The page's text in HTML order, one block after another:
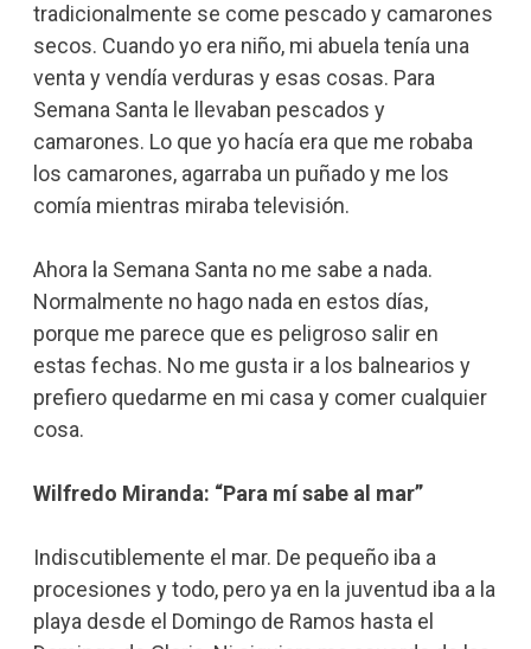
tradicionalmente se come pescado y camarones
secos. Cuando yo era niño, mi abuela tenía una
venta y vendía verduras y esas cosas. Para
Semana Santa le llevaban pescados y
camarones. Lo que yo hacía era que me robaba
los camarones, agarraba un puñado y me los
comía mientras miraba televisión.
Ahora la Semana Santa no me sabe a nada.
Normalmente no hago nada en estos días,
porque me parece que es peligroso salir en
estas fechas. No me gusta ir a los balnearios y
prefiero quedarme en mi casa y comer cualquier
cosa.
Wilfredo Miranda: “Para mí sabe al mar”
Indiscutiblemente el mar. De pequeño iba a
procesiones y todo, pero ya en la juventud iba a la
playa desde el Domingo de Ramos hasta el